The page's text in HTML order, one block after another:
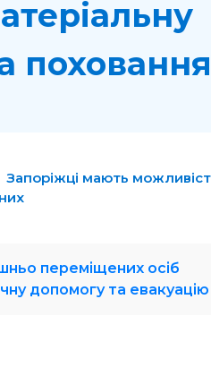
Запоріжці мають
переміщених осіб
допомогу та евакуацію